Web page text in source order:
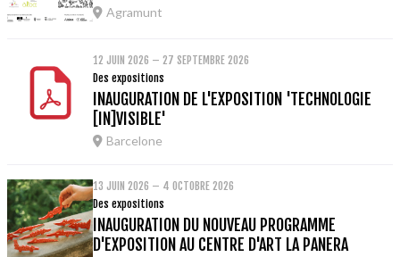
Agramunt
12 JUIN 2026 – 27 SEPTEMBRE 2026
Des expositions
INAUGURATION DE L'EXPOSITION 'TECHNOLOGIE
[IN]VISIBLE'
Barcelone
13 JUIN 2026 – 4 OCTOBRE 2026
Des expositions
INAUGURATION DU NOUVEAU PROGRAMME
D'EXPOSITION AU CENTRE D'ART LA PANERA